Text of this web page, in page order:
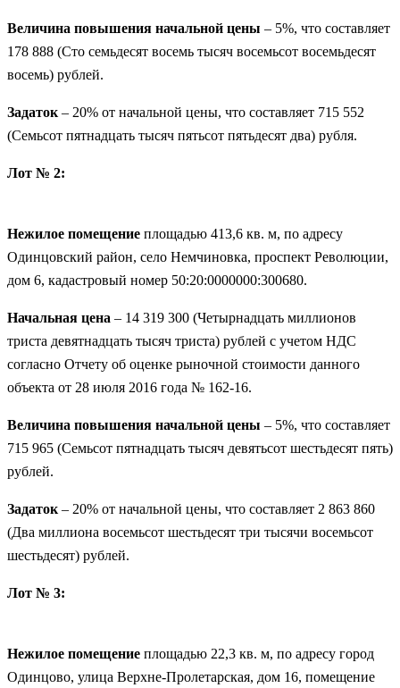
Величина повышения начальной цены – 5%, что составляет
178 888 (Сто семьдесят восемь тысяч восемьсот восемьдесят
восемь) рублей.
Задаток – 20% от начальной цены, что составляет 715 552
(Семьсот пятнадцать тысяч пятьсот пятьдесят два) рубля.
Лот № 2:
Нежилое помещение площадью 413,6 кв. м, по адресу
Одинцовский район, село Немчиновка, проспект Революции,
дом 6, кадастровый номер 50:20:0000000:300680.
Начальная цена – 14 319 300 (Четырнадцать миллионов
триста девятнадцать тысяч триста) рублей с учетом НДС
согласно Отчету об оценке рыночной стоимости данного
объекта от 28 июля 2016 года № 162-16.
Величина повышения начальной цены – 5%, что составляет
715 965 (Семьсот пятнадцать тысяч девятьсот шестьдесят пять)
рублей.
Задаток – 20% от начальной цены, что составляет 2 863 860
(Два миллиона восемьсот шестьдесят три тысячи восемьсот
шестьдесят) рублей.
Лот № 3:
Нежилое помещение площадью 22,3 кв. м, по адресу город
Одинцово, улица Верхне-Пролетарская, дом 16, помещение